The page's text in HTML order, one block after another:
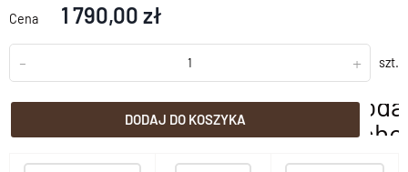
Cena 1 790,00 zł
- + szt.
DODAJ DO KOSZYKA